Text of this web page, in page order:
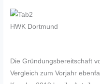
HWK Dortmund
Die Gründungsbereitschaft
Vergleich zum Vorjahr